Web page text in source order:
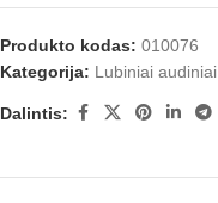
Produkto kodas: 010076
Kategorija: Lubiniai audiniai
Dalintis: